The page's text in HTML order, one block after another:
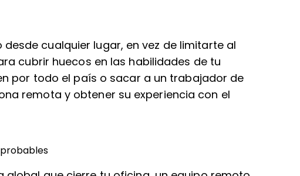
cualquier lugar, en vez de limitarte al
cubrir huecos en las habilidades de tu
por todo el país o sacar a un trabajador de
remota y obtener su experiencia con el